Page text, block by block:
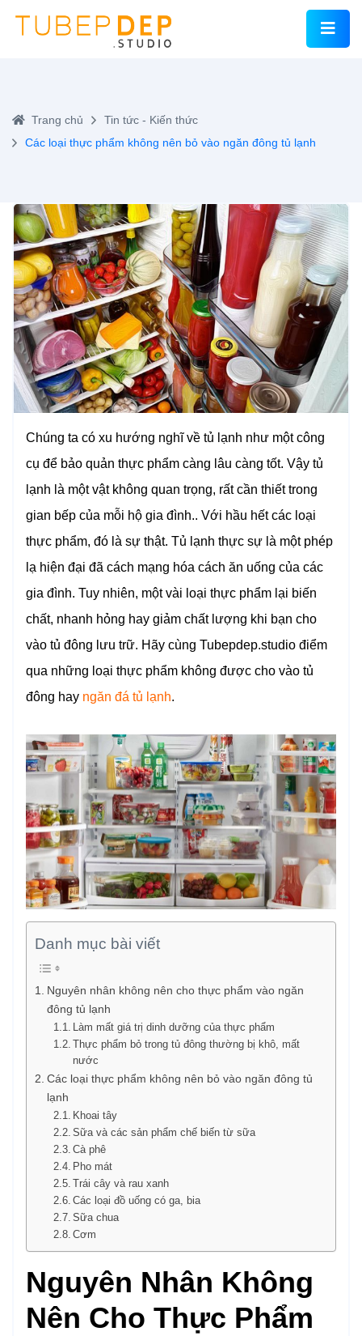
Trang chủ
Tin tức - Kiến thức
Các loại thực phẩm không nên bỏ vào ngăn đông tủ lạnh
Chúng ta có xu hướng nghĩ về tủ lạnh như một công
cụ để bảo quản thực phẩm càng lâu càng tốt. Vậy tủ
lạnh là một vật không quan trọng, rất cần thiết trong
gian bếp của mỗi hộ gia đình.. Với hầu hết các loại
thực phẩm, đó là sự thật. Tủ lạnh thực sự là một phép
lạ hiện đại đã cách mạng hóa cách ăn uống của các
gia đình. Tuy nhiên, một vài loại thực phẩm lại biến
chất, nhanh hỏng hay giảm chất lượng khi bạn cho
vào tủ đông lưu trữ. Hãy cùng Tubepdep.studio điểm
qua những loại thực phẩm không được cho vào tủ
đông hay ngăn đá tủ lạnh.
Danh mục bài viết
Nguyên nhân không nên cho thực phẩm vào ngăn
đông tủ lạnh
Làm mất giá trị dinh dưỡng của thực phẩm
Thực phẩm bỏ trong tủ đông thường bị khô, mất
nước
Các loại thực phẩm không nên bỏ vào ngăn đông tủ
lạnh
Khoai tây
Sữa và các sản phẩm chế biến từ sữa
Cà phê
Pho mát
Trái cây và rau xanh
Các loại đồ uống có ga, bia
Sữa chua
Cơm
Nguyên Nhân Không
Nên Cho Thực Phẩm